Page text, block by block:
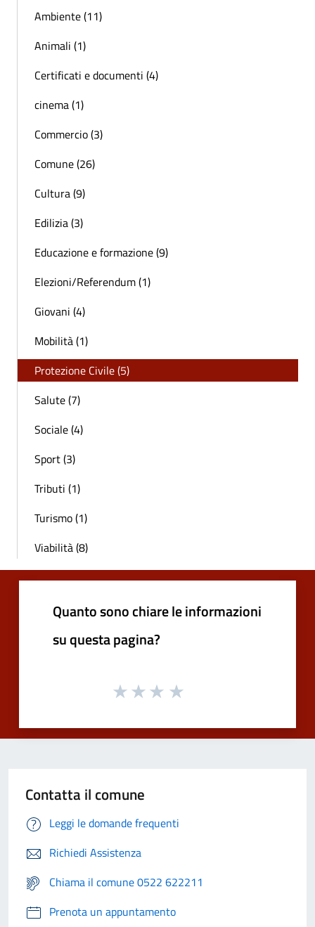
Ambiente (11)
Animali (1)
Certificati e documenti (4)
cinema (1)
Commercio (3)
Comune (26)
Cultura (9)
Edilizia (3)
Educazione e formazione (9)
Elezioni/Referendum (1)
Giovani (4)
Mobilità (1)
Protezione Civile (5)
Salute (7)
Sociale (4)
Sport (3)
Tributi (1)
Turismo (1)
Viabilità (8)
Quanto sono chiare le informazioni
su questa pagina?
Contatta il comune
Leggi le domande frequenti
Richiedi Assistenza
Chiama il comune 0522 622211
Prenota un appuntamento